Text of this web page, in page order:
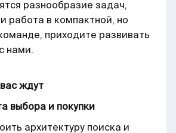
разнообразие задач,
работа в компактной, но
приходите развивать
нами.
ждут
выбора и покупки
архитектуру поиска и